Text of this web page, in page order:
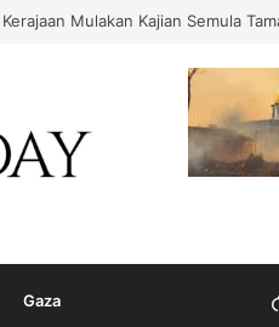
Nurul Izzah Bercuti Sementara
Gaza